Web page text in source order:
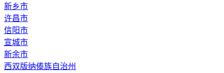
新乡市
许昌市
信阳市
宣城市
新余市
西双版纳傣族自治州